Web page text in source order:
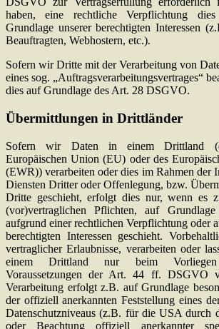
haben, eine rechtliche Verpflichtung
Grundlage unserer berechtigten Interessen
Beauftragten, Webhostern, etc.).
Sofern wir Dritte mit der Verarbeitung von
eines sog. „Auftragsverarbeitungsvertrages“
dies auf Grundlage des Art. 28 DSGVO.
Übermittlungen in Drittländer
Sofern wir Daten in einem Drittland
Europäischen Union (EU) oder des
(EWR)) verarbeiten oder dies im Rahmen der
Diensten Dritter oder Offenlegung, bzw.
Dritte geschieht, erfolgt dies nur, wenn es
(vor)vertraglichen Pflichten, auf
aufgrund einer rechtlichen Verpflichtung oder
berechtigten Interessen geschieht.
vertraglicher Erlaubnisse, verarbeiten oder
einem Drittland nur beim Vorliegen
Voraussetzungen der Art. 44 ff. DSGVO
Verarbeitung erfolgt z.B. auf Grundlage
der offiziell anerkannten Feststellung eines
Datenschutzniveaus (z.B. für die USA durch
oder Beachtung offiziell anerkannter